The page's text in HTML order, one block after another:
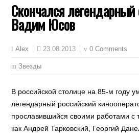
Скончался легендарный
Вадим Юсов
Alex 23.08.2013 0 Comments
Звезды
В российской столице на 85-м году
легендарный российский
прославившийся своими работами с
как Андрей Тарковский, Георгий